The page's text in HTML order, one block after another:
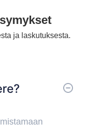
South Korea
ja laskutuksesta.